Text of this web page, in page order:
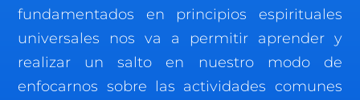
fundamentados en principios espirituales
universales nos va a permitir aprender y
realizar un salto en nuestro modo de
enfocarnos sobre las actividades comunes